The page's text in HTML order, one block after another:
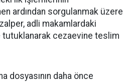
ardından sorgulanmak üzere
adli makamlardaki
cezaevine teslim
dosyasının daha önce